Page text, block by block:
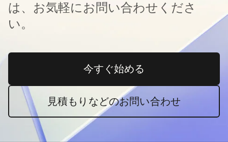
は、お気軽にお問い合わせくださ
い。
今すぐ始める新しいタブで開く
見積もりなどのお問い合わせ